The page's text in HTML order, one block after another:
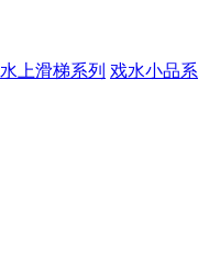
水上滑梯系列 戏水小品系